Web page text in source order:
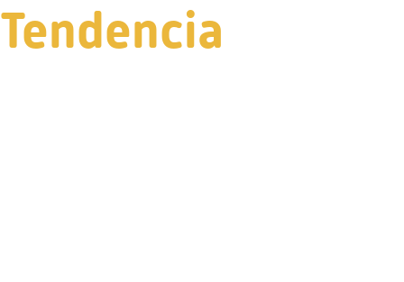
Tendencia